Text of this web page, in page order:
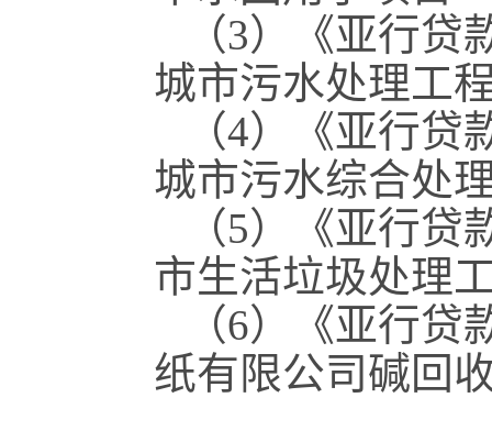
（3）《亚行
城市污水处理工
（4）《亚行
城市污水综合处
（5）《亚行
市生活垃圾处理
（6）《亚行
纸有限公司碱回